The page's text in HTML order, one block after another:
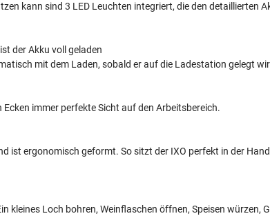
kann sind 3 LED Leuchten integriert, die den detaillierten
der Akku voll geladen
mit dem Laden, sobald er auf die Ladestation gelegt
immer perfekte Sicht auf den Arbeitsbereich.
ist ergonomisch geformt. So sitzt der IXO perfekt in der
kleines Loch bohren, Weinflaschen öffnen, Speisen